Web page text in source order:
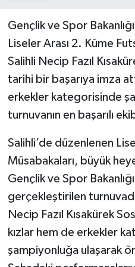
Gençlik ve Spor
Liseler Arası 2. Küme
Salihli Necip Fazıl
tarihi bir başarıya imza
erkekler kategorisinde
turnuvanın en başarılı
Salihli’de düzenlenen
Müsabakaları, büyük
Gençlik ve Spor
gerçekleştirilen
Necip Fazıl Kısakürek
kızlar hem de erkekler
şampiyonluğa ulaşarak